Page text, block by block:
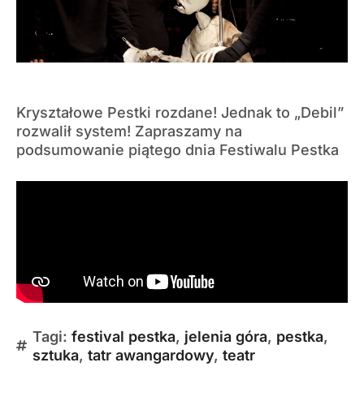
Kryształowe Pestki rozdane! Jednak to „Debil”
rozwalił system! Zapraszamy na
podsumowanie piątego dnia Festiwalu Pestka
Tagi: festival pestka, jelenia góra, pestka,
sztuka, tatr awangardowy, teatr